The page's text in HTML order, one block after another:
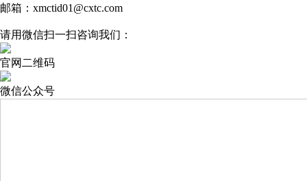
邮箱：xmctid01@cxtc.com
请用微信扫一扫咨询我们：
官网二维码
微信公众号